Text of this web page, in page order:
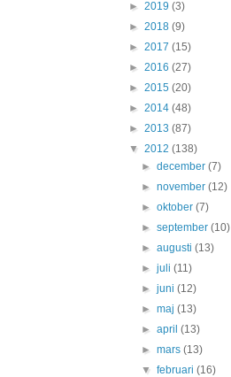
► 2019 (3)
► 2018 (9)
► 2017 (15)
► 2016 (27)
► 2015 (20)
► 2014 (48)
► 2013 (87)
▼ 2012 (138)
►december(7)
►november(12)
►oktober(7)
►september(10)
►augusti(13)
►juli(11)
►juni(12)
►maj(13)
►april(13)
►mars(13)
▼februari(16)